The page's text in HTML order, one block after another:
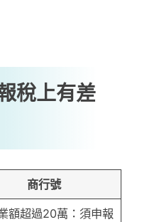
稅上有差
商行號
額超過20萬：須申報